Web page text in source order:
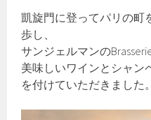
凱旋門に登ってパリの町
歩し、
サンジェルマンの
美味しいワインとシャン
を付けていただきました。